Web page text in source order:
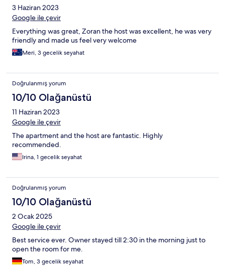
3 Haziran 2023
Google ile çevir
Everything was great, Zoran the host was excellent, he was very
friendly and made us feel very welcome
Meri, 3 gecelik seyahat
Doğrulanmış yorum
10/10 Olağanüstü
11 Haziran 2023
Google ile çevir
The apartment and the host are fantastic. Highly
recommended.
Irina, 1 gecelik seyahat
Doğrulanmış yorum
10/10 Olağanüstü
2 Ocak 2025
Google ile çevir
Best service ever. Owner stayed till 2:30 in the morning just to
open the room for me.
Tom, 3 gecelik seyahat